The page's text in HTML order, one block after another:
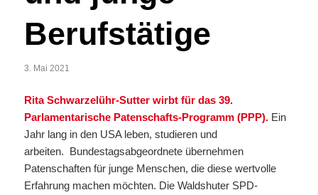
Berufstätige
3. Mai 2021
RitaSchwarzelühr-Sutter wirbt fürdas 39.
Parlamentarische Patenschafts-Programm (PPP). Ein
Jahr lang in den USA leben, studieren und
arbeiten. Bundestagsabgeordnete übernehmen
Patenschaften für junge Menschen, die diese wertvolle
Erfahrung machen möchten. Die Waldshuter SPD-